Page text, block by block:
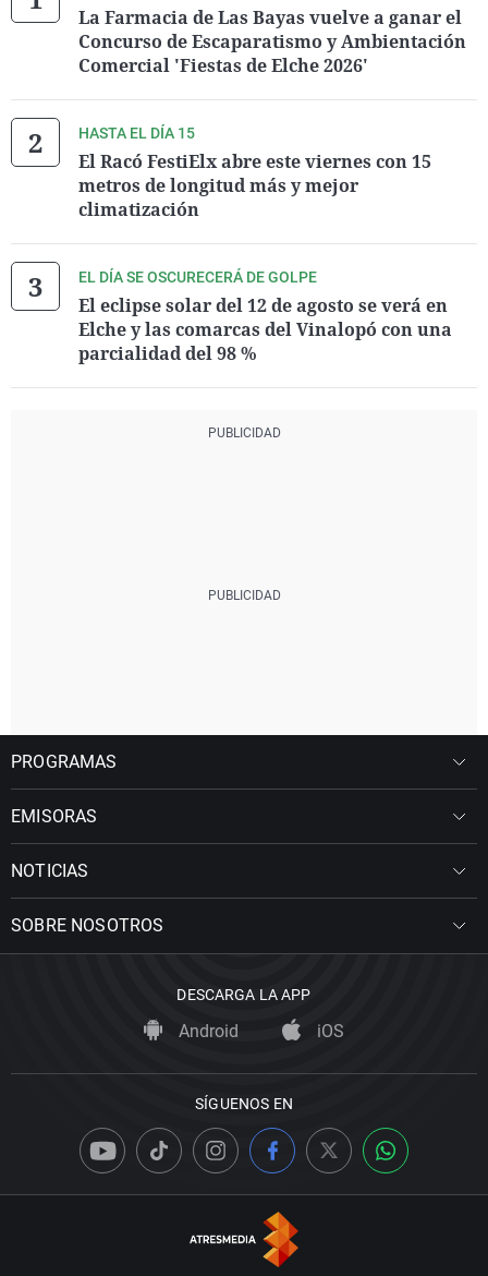
La Farmacia de Las Bayas vuelve a ganar el
Concurso de Escaparatismo y Ambientación
Comercial 'Fiestas de Elche 2026'
HASTA EL DÍA 15
El Racó FestiElx abre este viernes con 15
metros de longitud más y mejor
climatización
EL DÍA SE OSCURECERÁ DE GOLPE
El eclipse solar del 12 de agosto se verá en
Elche y las comarcas del Vinalopó con una
parcialidad del 98 %
PROGRAMAS
EMISORAS
NOTICIAS
SOBRE NOSOTROS
DESCARGA LA APP
Android iOS
SÍGUENOS EN